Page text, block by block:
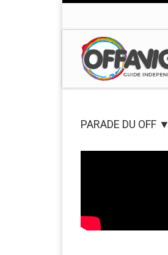
PARADE DU OFF ▼